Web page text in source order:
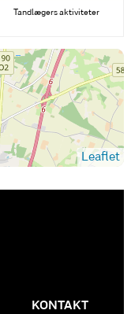
Tandlægers aktiviteter
Leaflet
KONTAKT